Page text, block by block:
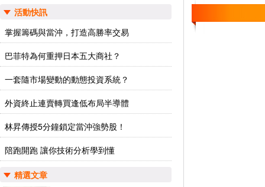
活動快訊
掌握籌碼與當沖，打造高勝率交易
巴菲特為何重押日本五大商社？
一套隨市場變動的動態投資系統？
外資終止連賣轉買逢低布局半導體
林昇傳授5分鐘鎖定當沖強勢股！
陪跑開跑 讓你技術分析學到懂
精選文章